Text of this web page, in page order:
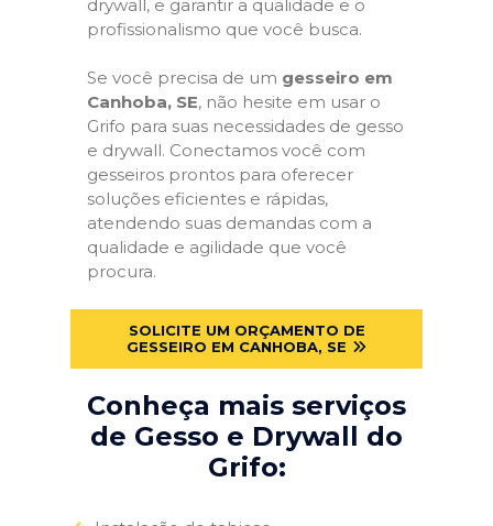
drywall, e garantir a qualidade e o
profissionalismo que você busca.
Se você precisa de um gesseiro em
Canhoba, SE, não hesite em usar o
Grifo para suas necessidades de gesso
e drywall. Conectamos você com
gesseiros prontos para oferecer
soluções eficientes e rápidas,
atendendo suas demandas com a
qualidade e agilidade que você
procura.
SOLICITE UM ORÇAMENTO DE
GESSEIRO EM CANHOBA, SE
Conheça mais serviços
de Gesso e Drywall do
Grifo: